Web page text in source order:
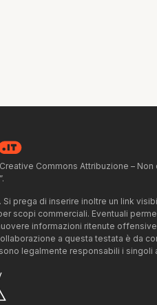
Commons Attribuzione –
prega di inserire inoltre un link
scopi commerciali. Eventuali
informazioni ritenute
a questa testata è da
legalmente responsabili i singoli